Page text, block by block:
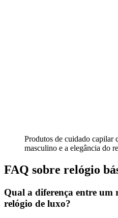
Produtos de cuidado capilar
masculino e a elegância do
FAQ sobre relógio
Qual a diferença entre um
relógio de luxo?